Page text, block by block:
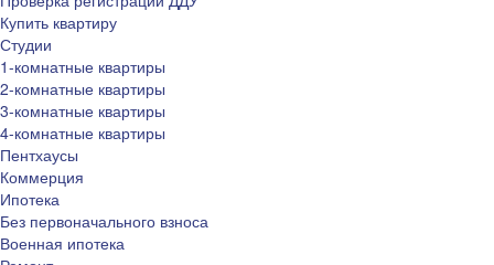
Купить квартиру
Студии
1-комнатные квартиры
2-комнатные квартиры
3-комнатные квартиры
4-комнатные квартиры
Пентхаусы
Коммерция
Ипотека
Без первоначального взноса
Военная ипотека